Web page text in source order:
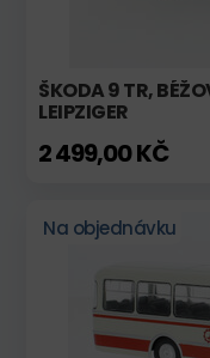
ŠKODA 9 TR,
LEIPZIGER
2 499,00 KČ
Na objednávku